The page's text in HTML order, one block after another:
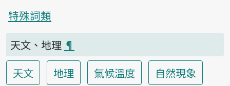
特殊詞類
天文、地理 ¶
天文
地理 氣候溫度
自然現象